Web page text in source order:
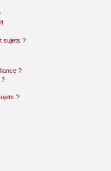
sujets ?
?
?
?